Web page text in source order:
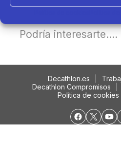
Podría interesarte....
Decathlon.es
Decathlon Compromisos
Política de